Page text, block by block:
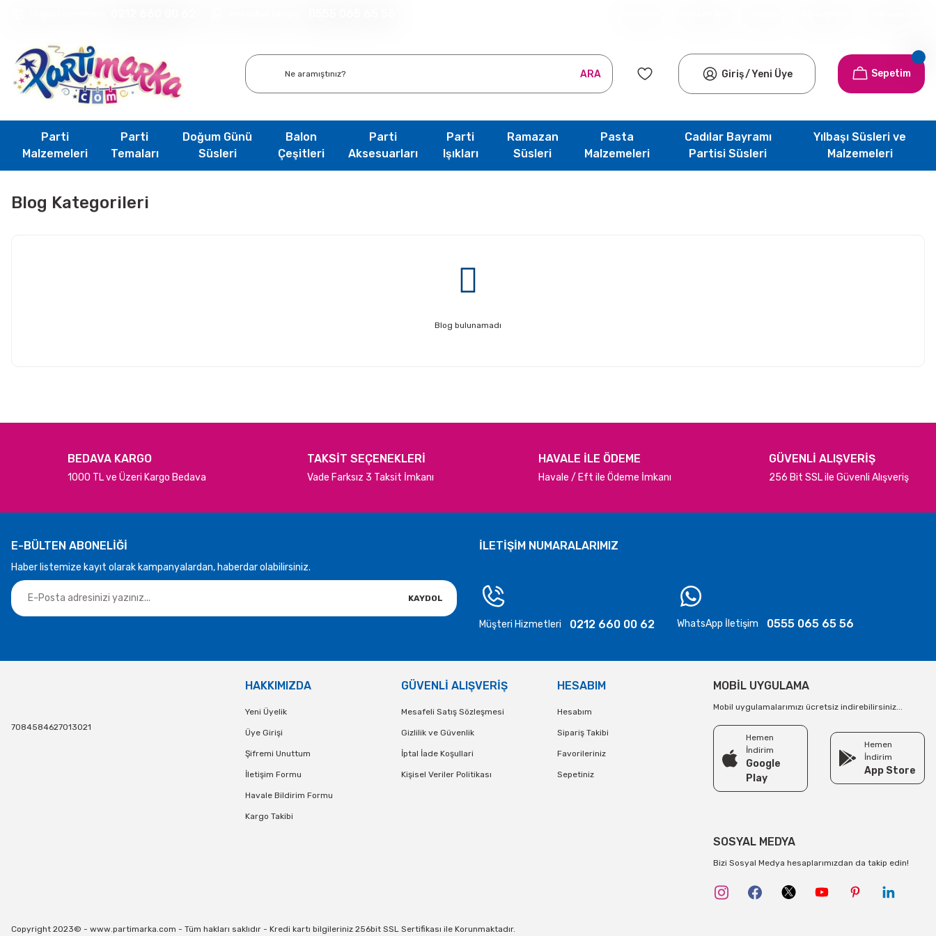
ARA Giriş/Yeni Üye Sepetim
Parti
Malzemeleri
Parti
Temaları
Doğum Günü
Süsleri
Balon
Çeşitleri
Parti
Aksesuarları
Parti
Işıkları
Ramazan
Süsleri
Pasta
Malzemeleri
Cadılar Bayramı
Partisi Süsleri
Yılbaşı Süsleri ve
Malzemeleri
Blog Kategorileri
Blog bulunamadı
BEDAVA KARGO
1000 TL ve Üzeri Kargo Bedava
TAKSİT SEÇENEKLERİ
Vade Farksız 3 Taksit İmkanı
HAVALE İLE ÖDEME
Havale / Eft ile Ödeme İmkanı
GÜVENLİ ALIŞVERİŞ
256 Bit SSL ile Güvenli Alışveriş
E-BÜLTEN ABONELİĞİ
Haber listemize kayıt olarak kampanyalardan, haberdar olabilirsiniz.
KAYDOL
İLETİŞİM NUMARALARIMIZ
Müşteri Hizmetleri 0212 660 00 62 WhatsApp İletişim 0555 065 65 56
7084584627013021
HAKKIMIZDA
Yeni Üyelik
Üye Girişi
Şifremi Unuttum
İletişim Formu
Havale Bildirim Formu
Kargo Takibi
GÜVENLİ ALIŞVERİŞ
Mesafeli Satış Sözleşmesi
Gizlilik ve Güvenlik
İptal İade Koşullari
Kişisel Veriler Politikası
HESABIM
Hesabım
Sipariş Takibi
Favorileriniz
Sepetiniz
MOBİL UYGULAMA
Mobil uygulamalarımızı ücretsiz indirebilirsiniz...
Hemen
İndirim
Google
Play
Hemen
İndirim
App Store
SOSYAL MEDYA
Bizi Sosyal Medya hesaplarımızdan da takip edin!
Copyright 2023© - www.partimarka.com - Tüm hakları saklıdır - Kredi kartı bilgileriniz 256bit SSL Sertifikası ile Korunmaktadır.